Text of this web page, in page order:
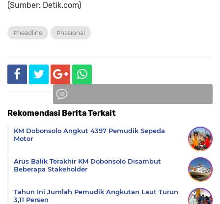
(Sumber: Detik.com)
#headline #nasional
Rekomendasi Berita Terkait
KM Dobonsolo Angkut 4397 Pemudik Sepeda
Motor
Arus Balik Terakhir KM Dobonsolo Disambut
Beberapa Stakeholder
Tahun Ini Jumlah Pemudik Angkutan Laut Turun
3,11 Persen